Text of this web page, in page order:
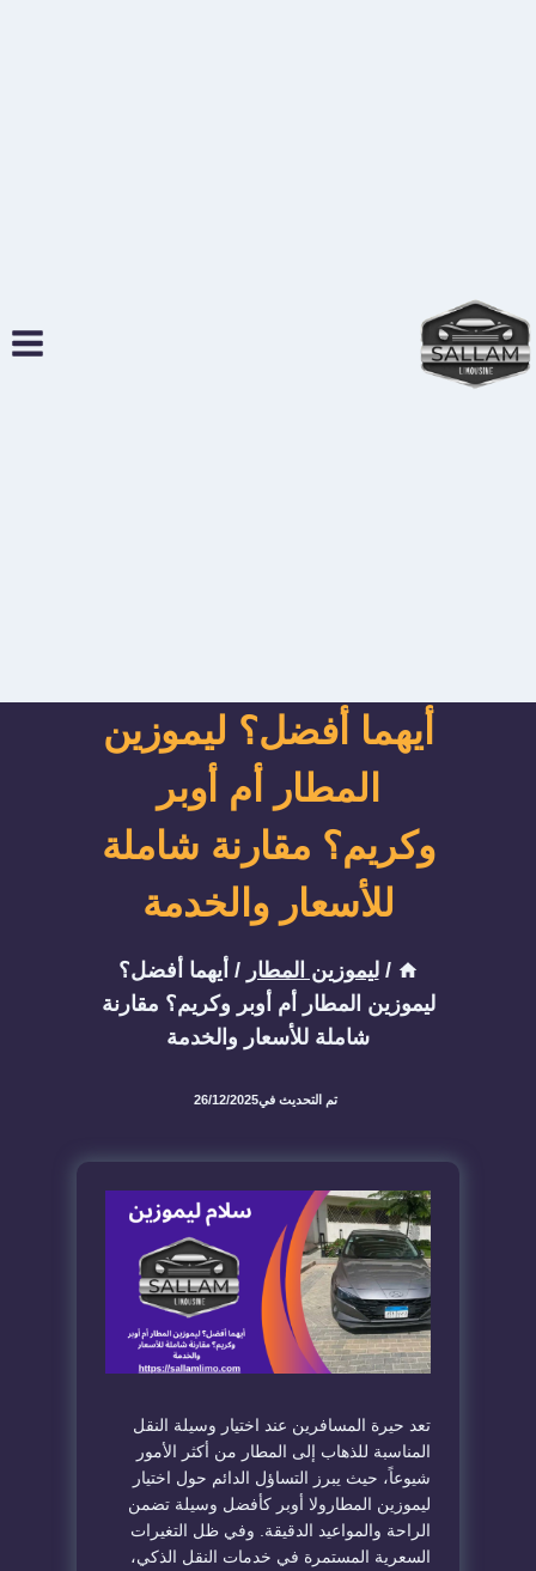
أيهما أفضل؟ ليموزين
المطار أم أوبر
وكريم؟ مقارنة شاملة
للأسعار والخدمة
/ ليموزين المطار / أيهما أفضل؟
ليموزين المطار أم أوبر وكريم؟ مقارنة
شاملة للأسعار والخدمة
تم التحديث في26/12/2025
​تعد حيرة المسافرين عند اختيار وسيلة النقل
المناسبة للذهاب إلى المطار من أكثر الأمور
شيوعاً، حيث يبرز التساؤل الدائم حول اختيار
ليموزين المطار ولا أوبر كأفضل وسيلة تضمن
الراحة والمواعيد الدقيقة. وفي ظل التغيرات
السعرية المستمرة في خدمات النقل الذكي،